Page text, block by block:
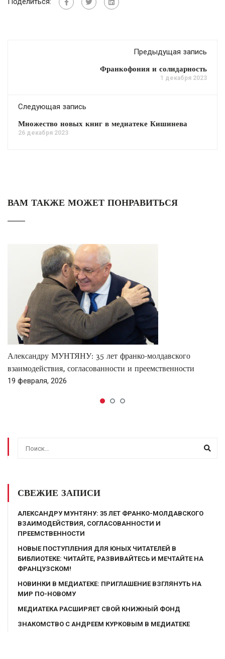
Предыдущая запись
Франкофония и солидарность
1 декабря 2023
Следующая запись
Множество новых книг в медиатеке Кишинева
26 декабря 2023
ВАМ ТАКЖЕ МОЖЕТ ПОНРАВИТЬСЯ
Александру МУНТЯНУ: 35 лет франко-молдавского
взаимодействия, согласованности и преемственности
19 февраля, 2026
СВЕЖИЕ ЗАПИСИ
АЛЕКСАНДРУ МУНТЯНУ: 35 ЛЕТ ФРАНКО-МОЛДАВСКОГО
ВЗАИМОДЕЙСТВИЯ, СОГЛАСОВАННОСТИ И
ПРЕЕМСТВЕННОСТИ
НОВЫЕ ПОСТУПЛЕНИЯ ДЛЯ ЮНЫХ ЧИТАТЕЛЕЙ В
БИБЛИОТЕКЕ: ЧИТАЙТЕ, РАЗВИВАЙТЕСЬ И МЕЧТАЙТЕ НА
ФРАНЦУЗСКОМ!
НОВИНКИ В МЕДИАТЕКЕ: ПРИГЛАШЕНИЕ ВЗГЛЯНУТЬ НА
МИР ПО-НОВОМУ
МЕДИАТЕКА РАСШИРЯЕТ СВОЙ КНИЖНЫЙ ФОНД
ЗНАКОМСТВО С АНДРЕЕМ КУРКОВЫМ В МЕДИАТЕКЕ